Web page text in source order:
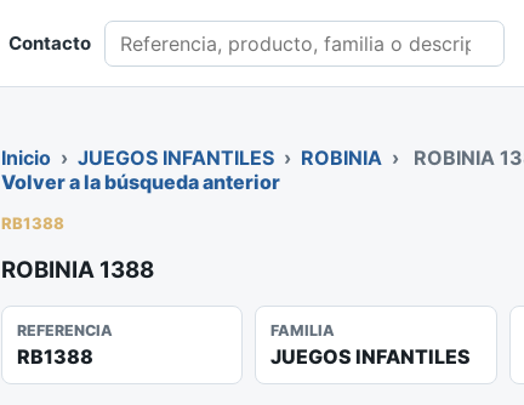
Contacto Buscar en catálogo
Inicio › JUEGOS INFANTILES › ROBINIA ›
ROBINIA
Volver a la búsqueda anterior
RB1388
ROBINIA 1388
REFERENCIA
RB1388
FAMILIA
JUEGOS INFANTILES